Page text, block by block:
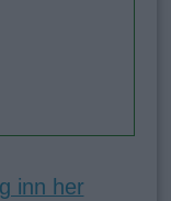
inn her